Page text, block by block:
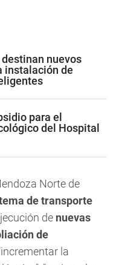
nuevos
instalación de
para el
del Hospital
Norte de
de transporte
de nuevas
de
la